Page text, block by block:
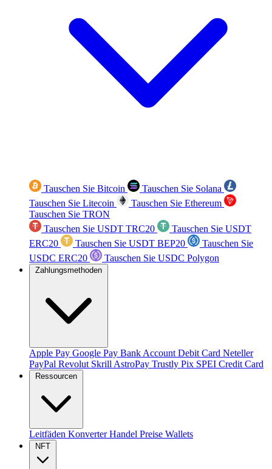
Tauschen Sie Bitcoin
Tauschen Sie Solana
Tauschen Sie Litecoin
Tauschen Sie Ethereum
Tauschen Sie TRON
Tauschen Sie USDT TRC20
Tauschen Sie USDT
ERC20
Tauschen Sie USDT BEP20
Tauschen Sie
USDC ERC20
Tauschen Sie USDC Polygon
Zahlungsmethoden
Apple Pay Google Pay Bank Account Debit Card Neteller
PayPal Revolut Skrill AstroPay Trustly Pix SPEI Credit Card
Ressourcen
Leitfäden KonverterHandel Preise Wallets
NFT